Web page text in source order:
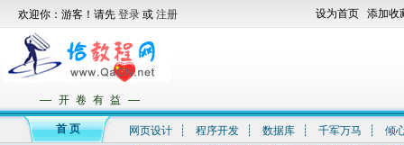
— 开 卷 有 益 —
欢迎你：游客！请先 登录 或 注册 设为首页 添加收
首 页 网页设计 ┊ 程序开发 ┊ 数据库 ┊ 千军万马 ┊
倾